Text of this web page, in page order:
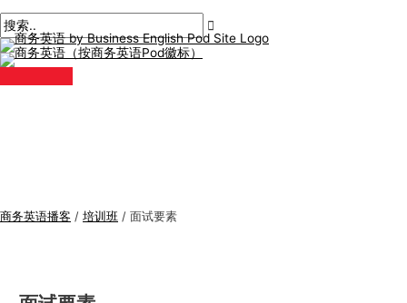
至
内
容
菜
商务英语播客 / 培训班 / 面试要素
子
导
航
商
务
英
语
搜
索
: